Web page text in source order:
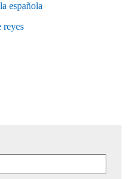
española
reyes